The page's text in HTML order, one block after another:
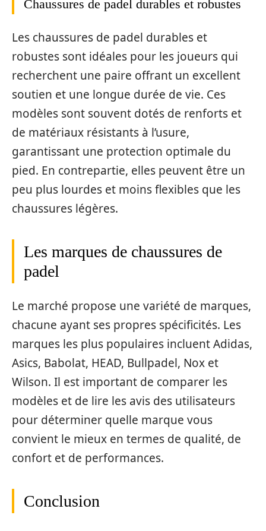
Chaussures de padel durables et robustes
Les chaussures de padel durables et
robustes sont idéales pour les joueurs qui
recherchent une paire offrant un excellent
soutien et une longue durée de vie. Ces
modèles sont souvent dotés de renforts et
de matériaux résistants à l’usure,
garantissant une protection optimale du
pied. En contrepartie, elles peuvent être un
peu plus lourdes et moins flexibles que les
chaussures légères.
Les marques de chaussures de
padel
Le marché propose une variété de marques,
chacune ayant ses propres spécificités. Les
marques les plus populaires incluent Adidas,
Asics, Babolat, HEAD, Bullpadel, Nox et
Wilson. Il est important de comparer les
modèles et de lire les avis des utilisateurs
pour déterminer quelle marque vous
convient le mieux en termes de qualité, de
confort et de performances.
Conclusion